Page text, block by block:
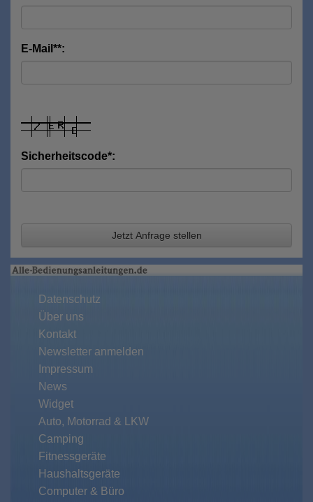
E-Mail**:
Sicherheitscode*:
Jetzt Anfrage stellen
Datenschutz
Über uns
Kontakt
Newsletter anmelden
Impressum
News
Widget
Auto, Motorrad & LKW
Camping
Fitnessgeräte
Haushaltsgeräte
Computer & Büro